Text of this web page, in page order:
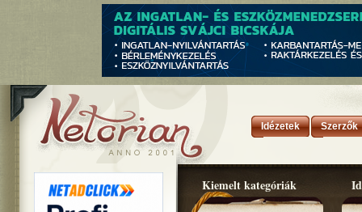
Idézetek Szerzők
Kiemelt kategóriák